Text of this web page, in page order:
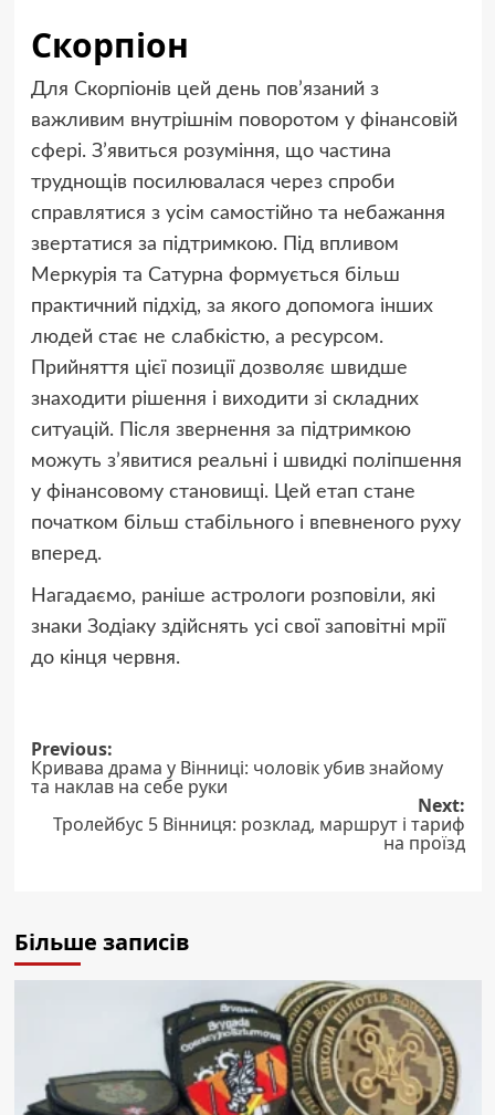
Скорпіон
Для Скорпіонів цей день пов’язаний з
важливим внутрішнім поворотом у фінансовій
сфері. З’явиться розуміння, що частина
труднощів посилювалася через спроби
справлятися з усім самостійно та небажання
звертатися за підтримкою. Під впливом
Меркурія та Сатурна формується більш
практичний підхід, за якого допомога інших
людей стає не слабкістю, а ресурсом.
Прийняття цієї позиції дозволяє швидше
знаходити рішення і виходити зі складних
ситуацій. Після звернення за підтримкою
можуть з’явитися реальні і швидкі поліпшення
у фінансовому становищі. Цей етап стане
початком більш стабільного і впевненого руху
вперед.
Нагадаємо, раніше астрологи розповіли, які
знаки Зодіаку здійснять усі свої заповітні мрії
до кінця червня.
Post
navigation
Previous:
Кривава драма у Вінниці: чоловік убив знайому
та наклав на себе руки
Next:
Тролейбус 5 Вінниця: розклад, маршрут і тариф
на проїзд
Більше записів